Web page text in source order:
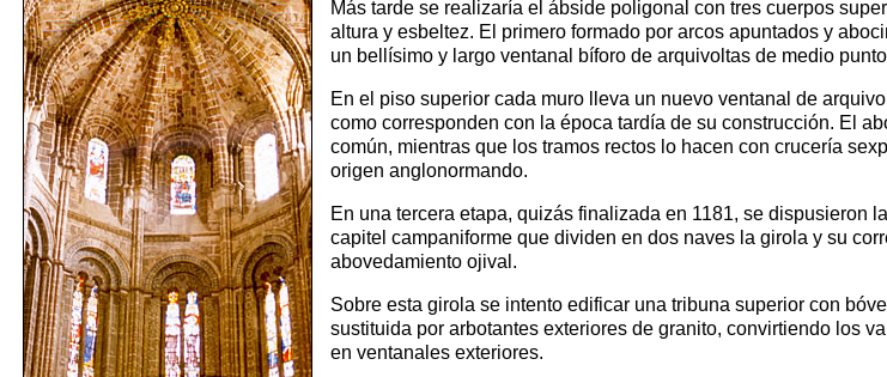
Más tarde se realizaría el ábside poligonal con tres cuerpos
altura y esbeltez. El primero formado por arcos apuntados y
un bellísimo y largo ventanal bíforo de arquivoltas de medio
En el piso superior cada muro lleva un nuevo ventanal de
como corresponden con la época tardía de su construcción. El
común, mientras que los tramos rectos lo hacen con crucería
origen anglonormando.
En una tercera etapa, quizás finalizada en 1181, se dispusieron
capitel campaniforme que dividen en dos naves la girola y su
abovedamiento ojival.
Sobre esta girola se intento edificar una tribuna superior con
sustituida por arbotantes exteriores de granito, convirtiendo los
en ventanales exteriores.